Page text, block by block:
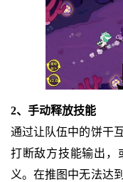
2、手动释放技能
通过让队伍中的饼干
打断敌方技能输出，
义。在推图中无法达